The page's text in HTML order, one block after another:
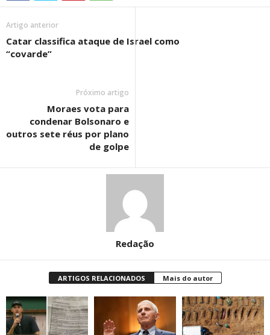
Artigo anterior
Catar classifica ataque de Israel como
“covarde”
Próximo artigo
Moraes vota para
condenar Bolsonaro e
outros sete réus por plano
de golpe
Redação
ARTIGOS RELACIONADOS Mais do autor